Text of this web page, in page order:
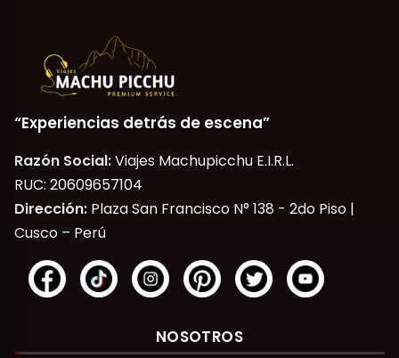
“Experiencias detrás de escena”
Razón Social:Viajes Machupicchu E.I.R.L.
RUC: 20609657104
Dirección: Plaza San Francisco N° 138 - 2do Piso |
Cusco – Perú
NOSOTROS